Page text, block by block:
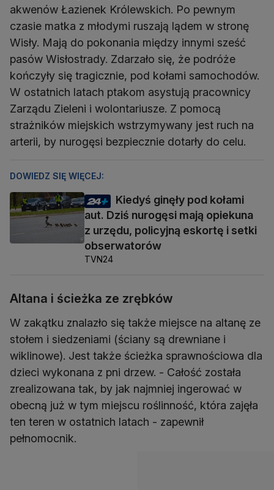
akwenów Łazienek Królewskich. Po pewnym
czasie matka z młodymi ruszają lądem w stronę
Wisły. Mają do pokonania między innymi sześć
pasów Wisłostrady. Zdarzało się, że podróże
kończyły się tragicznie, pod kołami samochodów.
W ostatnich latach ptakom asystują pracownicy
Zarządu Zieleni i wolontariusze. Z pomocą
strażników miejskich wstrzymywany jest ruch na
arterii, by nurogęsi bezpiecznie dotarły do celu.
DOWIEDZ SIĘ WIĘCEJ:
Kiedyś ginęły pod kołami
aut. Dziś nurogęsi mają opiekuna
z urzędu, policyjną eskortę i setki
obserwatorów
TVN24
Altana i ścieżka ze zrębków
W zakątku znalazło się także miejsce na altanę ze
stołem i siedzeniami (ściany są drewniane i
wiklinowe). Jest także ścieżka sprawnościowa dla
dzieci wykonana z pni drzew. - Całość została
zrealizowana tak, by jak najmniej ingerować w
obecną już w tym miejscu roślinność, która zajęła
ten teren w ostatnich latach - zapewnił
pełnomocnik.